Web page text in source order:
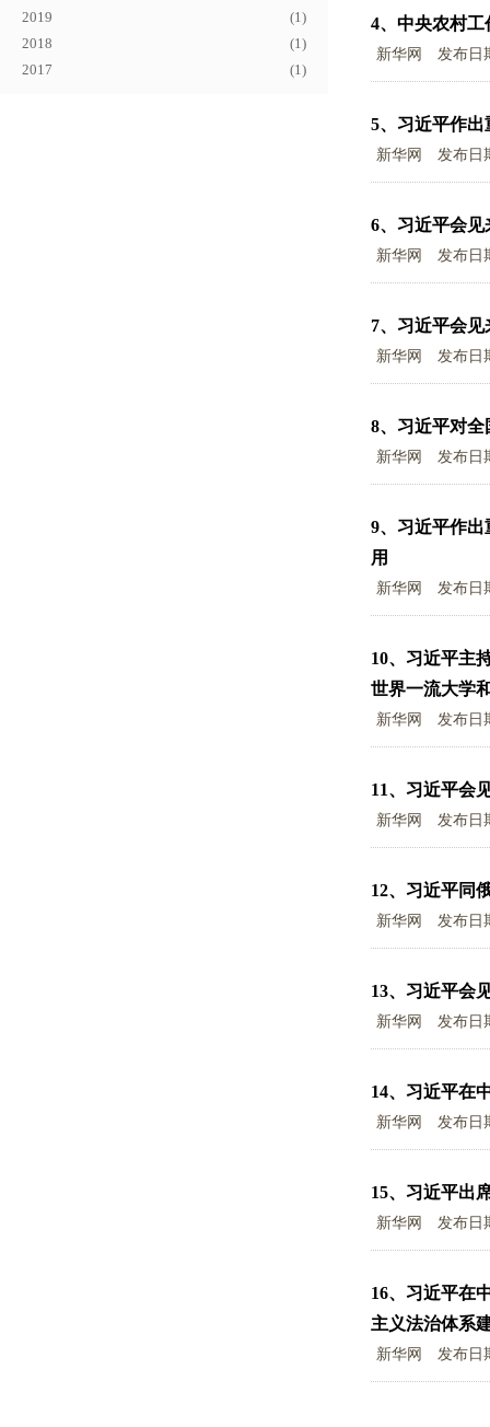
2019
(1)
2018
(1)
2017
(1)
4、 中央农村工
新华网 发布日
5、 习近平作
新华网 发布日
6、 习近平会
新华网 发布日
7、 习近平会
新华网 发布日
8、 习近平对
新华网 发布日
9、 习近平作
用
新华网 发布日
10、 习近平主
世界一流大学
新华网 发布日
11、 习近平会
新华网 发布日
12、 习近平同
新华网 发布日
13、 习近平会
新华网 发布日
14、 习近平在
新华网 发布日
15、 习近平出
新华网 发布日
16、 习近平在
主义法治体系
新华网 发布日